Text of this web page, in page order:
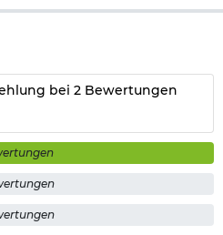
bei 2 Bewertungen